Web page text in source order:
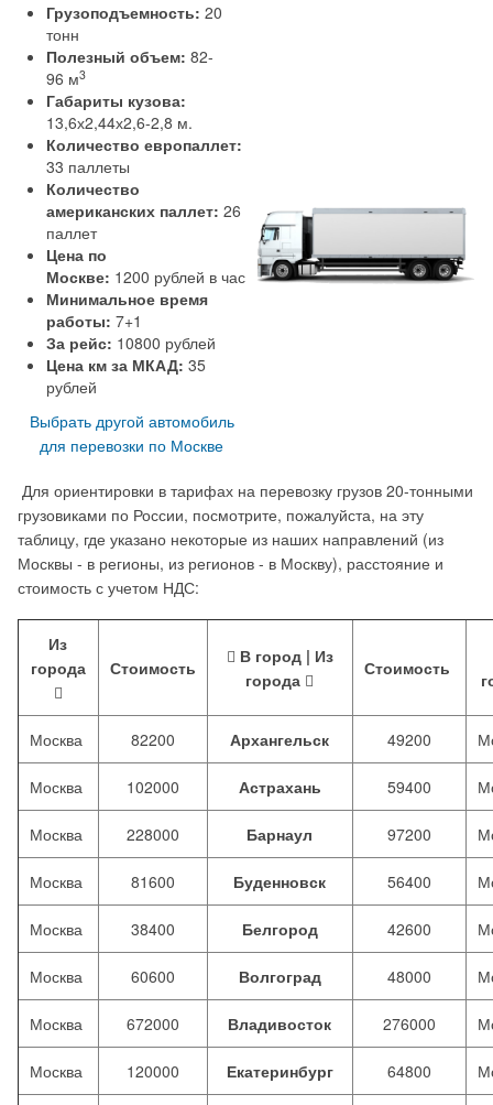
Грузоподъемность: 20
тонн
Полезный объем: 82-
96 м3
Габариты кузова:
13,6х2,44х2,6-2,8 м.
Количество европаллет:
33 паллеты
Количество
американских паллет: 26
паллет
Цена по
Москве: 1200 рублей в час
Минимальное время
работы: 7+1
За рейс: 10800 рублей
Цена км за МКАД: 35
рублей
Выбрать другой автомобиль
для перевозки по Москве
Для ориентировки в тарифах на перевозку грузов 20-тонными
грузовиками по России, посмотрите, пожалуйста, на эту
таблицу, где указано некоторые из наших направлений (из
Москвы - в регионы, из регионов - в Москву), расстояние и
стоимость с учетом НДС:
Из
города
Стоимость
В город | Из
города
Стоимость
Москва 82200 Архангельск 49200
Москва 102000 Астрахань 59400
Москва 228000 Барнаул 97200
Москва 81600 Буденновск 56400
Москва 38400 Белгород 42600
Москва 60600 Волгоград 48000
Москва 672000 Владивосток 276000
Москва 120000 Екатеринбург 64800